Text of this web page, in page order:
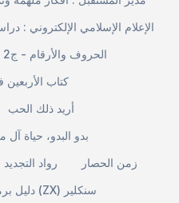
الإعلام الإسلامي الإلكتروني :
الحروف والأرقام - ج2
كتاب
أريد ذلك الحب
بدو البدو، حياة آل
رواد التجديد في
زمن الحصار
دليل برمجة حاسب سبكتروم (ZX) سنكلير